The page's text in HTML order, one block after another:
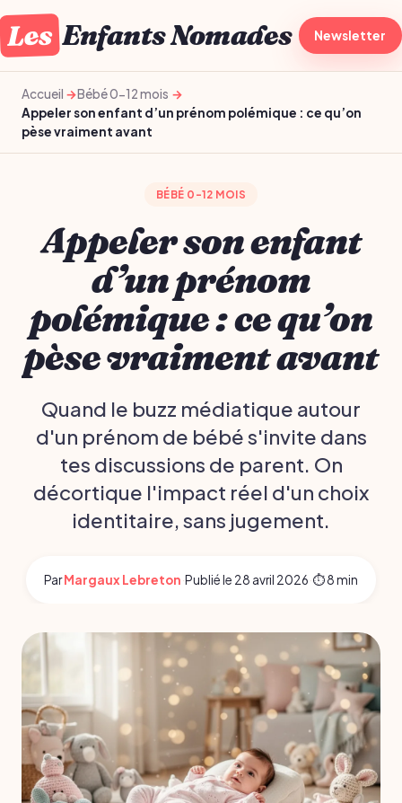
Les Enfants Nomades À la une
Newsletter
Accueil
Bébé 0-12 mois
Appeler son enfant d’un prénom polémique : ce qu’on
pèse vraiment avant
BÉBÉ 0-12 MOIS
Appeler son enfant
d’un prénom
polémique : ce qu’on
pèse vraiment avant
Quand le buzz médiatique autour
d'un prénom de bébé s'invite dans
tes discussions de parent. On
décortique l'impact réel d'un choix
identitaire, sans jugement.
ParMargaux Lebreton·Publié le 28 avril 2026·⏱ 8 min